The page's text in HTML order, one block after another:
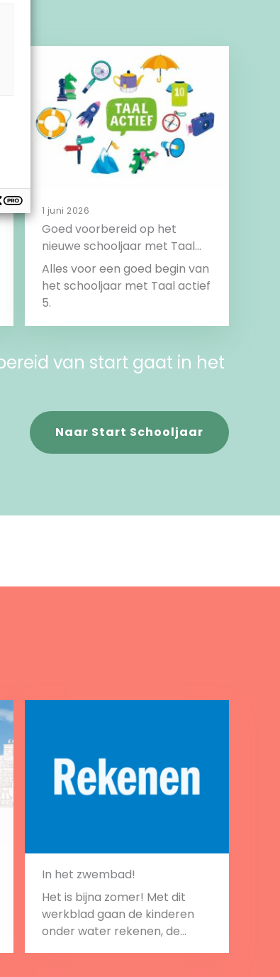
1 juni 2026
Goed voorbereid op het
nieuwe schooljaar met Taal
actief 5
Alles voor een goed begin van
het schooljaar met Taal actief
5.
van start gaat in het
Naar Start Schooljaar
In het zwembad!
Het is bijna zomer! Met dit
werkblad gaan de kinderen
onder water rekenen, de